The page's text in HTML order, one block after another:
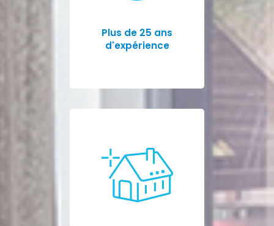
Plus de 25 ans
d'expérience